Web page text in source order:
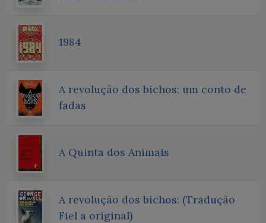
1984
A revolução dos bichos: um conto de
fadas
A Quinta dos Animais
A revolução dos bichos: (Tradução
Fiel a original)